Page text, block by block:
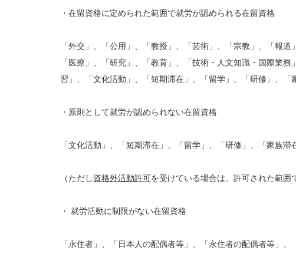
・在留資格に定められた範囲で就労が認められる在留資格
「外交」、「公用」、「教授」、「芸術」、「宗教」、「報
「医療」、「研究」、「教育」、「技術・人文知識・国際業
習」、「文化活動」、「短期滞在」、「留学」、「研修」、「
・原則として就労が認められない在留資格
「文化活動」、「短期滞在」、「留学」、「研修」、「家族滞
（ただし資格外活動許可を受けている場合は、許可された範囲
・ 就労活動に制限がない在留資格
「永住者」、「日本人の配偶者等」、「永住者の配偶者等」、